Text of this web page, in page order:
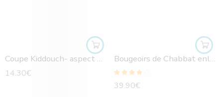
Coupe Kiddouch- aspect martelé
14.30€
Bougeoirs de Chabbat enluminures Jérusalem
Note4.00
sur 5
39.90€